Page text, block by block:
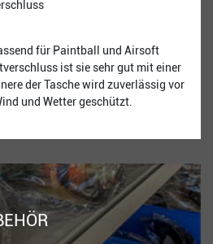
für Paintball und Airsoft
ist sie sehr gut mit einer
der Tasche wird zuverlässig vor
und Wetter geschützt.